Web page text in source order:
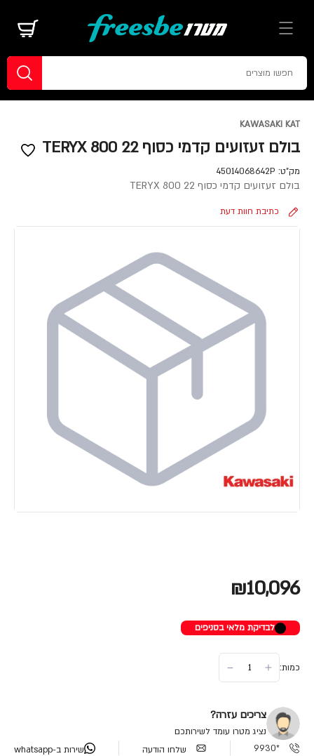
KAWASAKI KAT
בולם זעזועים קדמי כסוף TERYX 800 22
מק"ט: 45014068642P
בולם זעזועים קדמי כסוף TERYX 800 22
כתיבת חוות דעת
₪10,096
לבדיקת מלאי בסניפים
כמות:
צריכים עזרה?
נציג מטרו עומד לשירותכם
*9930
שלחו הודעה שירות ב-whatsapp